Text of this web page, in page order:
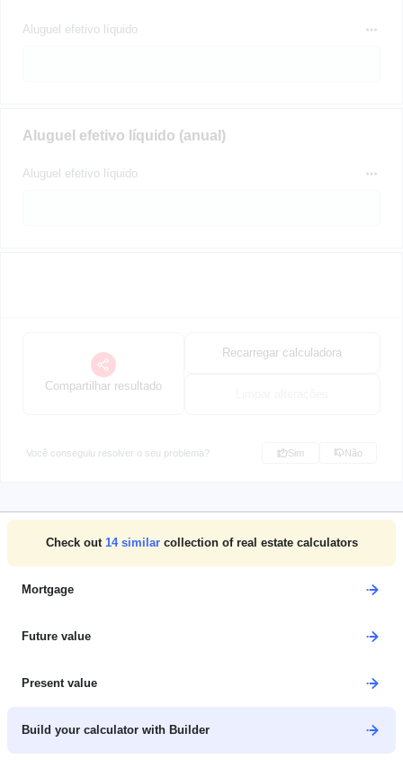
Aluguel efetivo líquido
Aluguel efetivo líquido (anual)
Aluguel efetivo líquido
Compartilhar resultado
Recarregar calculadora
Você conseguiu resolver o seu problema? Sim Não
Check out 14similar collection of real estate calculators
Mortgage
Future value
Present value
Build your calculator with Builder